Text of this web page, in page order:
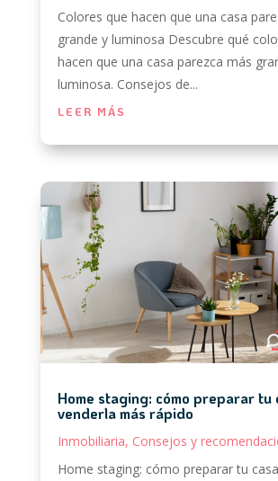
Colores que hacen que una casa
grande y luminosa Descubre qué
hacen que una casa parezca más
luminosa. Consejos de...
LEER MÁS
Home staging: cómo preparar tu
venderla más rápido
Inmobiliaria, Consejos y
Home staging: cómo preparar tu